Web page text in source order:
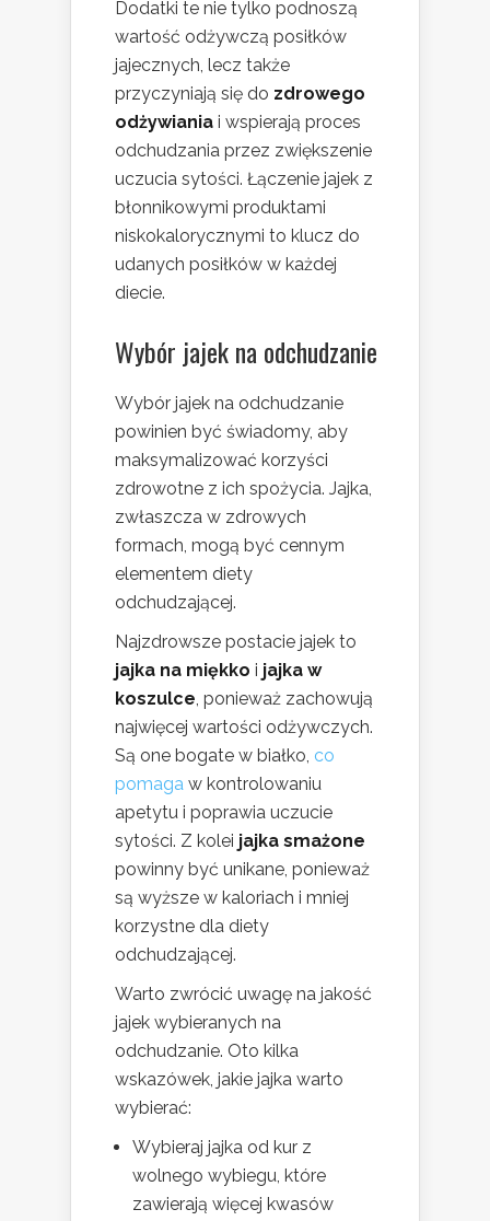
Dodatki te nie tylko podnoszą
wartość odżywczą posiłków
jajecznych, lecz także
przyczyniają się do zdrowego
odżywiania i wspierają proces
odchudzania przez zwiększenie
uczucia sytości. Łączenie jajek z
błonnikowymi produktami
niskokalorycznymi to klucz do
udanych posiłków w każdej
diecie.
Wybór jajek na odchudzanie
Wybór jajek na odchudzanie
powinien być świadomy, aby
maksymalizować korzyści
zdrowotne z ich spożycia. Jajka,
zwłaszcza w zdrowych
formach, mogą być cennym
elementem diety
odchudzającej.
Najzdrowsze postacie jajek to
jajka na miękko i jajka w
koszulce, ponieważ zachowują
najwięcej wartości odżywczych.
Są one bogate w białko, co
pomaga w kontrolowaniu
apetytu i poprawia uczucie
sytości. Z kolei jajka smażone
powinny być unikane, ponieważ
są wyższe w kaloriach i mniej
korzystne dla diety
odchudzającej.
Warto zwrócić uwagę na jakość
jajek wybieranych na
odchudzanie. Oto kilka
wskazówek, jakie jajka warto
wybierać:
Wybieraj jajka od kur z
wolnego wybiegu, które
zawierają więcej kwasów